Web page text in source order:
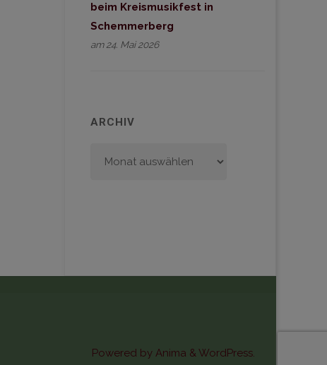
beim Kreismusikfest in
Schemmerberg
am 24. Mai 2026
ARCHIV
Powered by Anima &WordPress.